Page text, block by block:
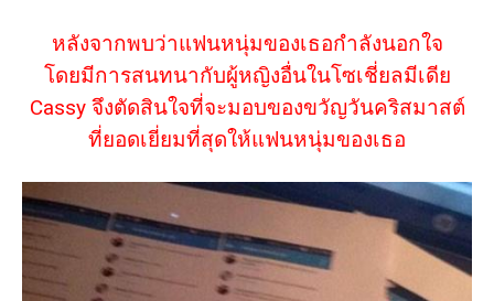
หลังจากพบว่าแฟนหนุ่มของเธอกำลังนอกใจ
โดยมีการสนทนากับผู้หญิงอื่นในโซเชี่ยลมีเดีย
Cassy จึงตัดสินใจที่จะมอบของขวัญวันคริสมาสต์
ที่ยอดเยี่ยมที่สุดให้แฟนหนุ่มของเธอ